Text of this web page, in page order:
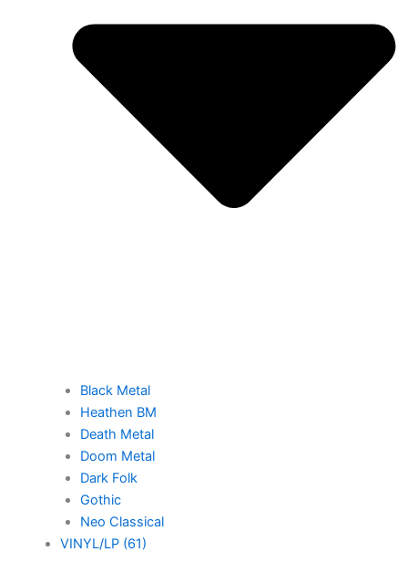
Black Metal
Heathen BM
Death Metal
Doom Metal
Dark Folk
Gothic
Neo Classical
VINYL/LP (61)